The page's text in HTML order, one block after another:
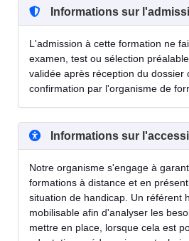
Informations sur
L'admission à cette formation ne
examen, test ou sélection
validée après réception du dossier
confirmation par l'organisme de
Informations sur
Notre organisme s'engage à
formations à distance et en
situation de handicap. Un référent
mobilisable afin d'analyser les
mettre en place, lorsque cela est